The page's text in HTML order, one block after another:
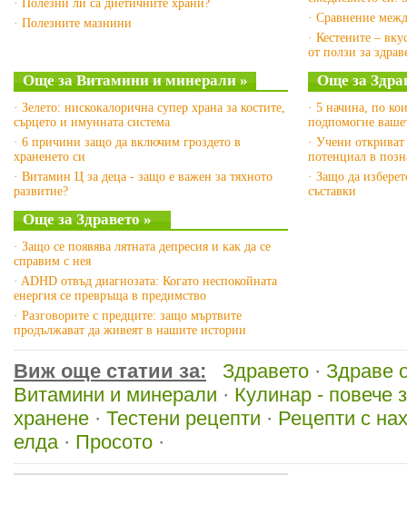
· Полезни ли са диетичните храни?
· Полезните мазнини
· Сравнение
· Кестените –
от ползи за
Още за Витамини и минерали »
· Зелето: нискокалорична супер храна за костите,
сърцето и имунната система
· 6 причини защо да включим гроздето в
храненето си
· Витамин Ц за деца - защо е важен за тяхното
развитие?
Още за
· 5 начина, по
подпомогне
· Учени
потенциал в
· Защо да
съставки
Още за Здравето »
· Защо се появява лятната депресия и как да се
справим с нея
· ADHD отвъд диагнозата: Когато неспокойната
енергия се превръща в предимство
· Разговорите с предците: защо мъртвите
продължават да живеят в нашите истории
Виж още статии за: Здравето · Здраве
Витамини и минерали · Кулинар - повече
хранене · Тестени рецепти · Рецепти с
елда· Просото ·